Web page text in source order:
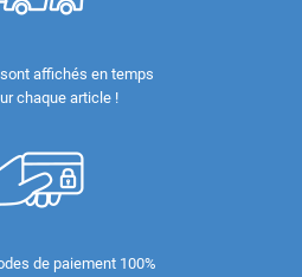
affichés en temps
chaque article !
de paiement 100%